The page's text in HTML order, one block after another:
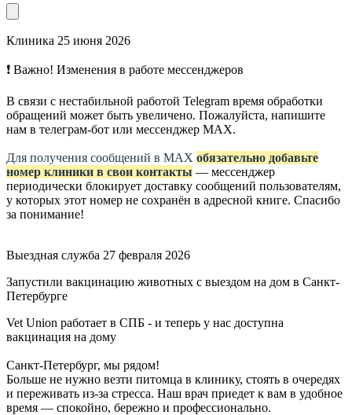
Клиника 25 июня 2026
❗ Важно! Изменения в работе мессенджеров
В связи с нестабильной работой Telegram время обработки
обращений может быть увеличено. Пожалуйста, напишите
нам в телеграм-бот или мессенджер МАХ.
Для получения сообщений в МАХ обязательно добавьте
номер клиники в свои контакты — мессенджер
периодически блокирует доставку сообщений пользователям,
у которых этот номер не сохранён в адресной книге. Спасибо
за понимание!
Выездная служба 27 февраля 2026
Запустили вакцинацию животных с выездом на дом в Санкт-
Петербурге
Vet Union работает в СПБ - и теперь у нас доступна
вакцинация на дому
Санкт-Петербург, мы рядом!
Больше не нужно везти питомца в клинику, стоять в очередях
и переживать из-за стресса. Наш врач приедет к вам в удобное
время — спокойно, бережно и профессионально.